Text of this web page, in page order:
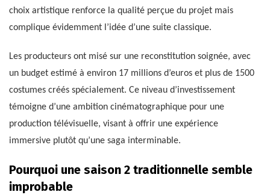
choix artistique renforce la qualité perçue du projet mais
complique évidemment l’idée d’une suite classique.
Les producteurs ont misé sur une reconstitution soignée, avec
un budget estimé à environ 17 millions d’euros et plus de 1500
costumes créés spécialement. Ce niveau d’investissement
témoigne d’une ambition cinématographique pour une
production télévisuelle, visant à offrir une expérience
immersive plutôt qu’une saga interminable.
Pourquoi une saison 2 traditionnelle semble
improbable